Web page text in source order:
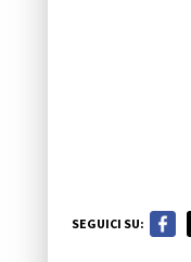
SEGUICI SU: